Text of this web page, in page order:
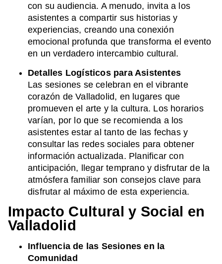
con su audiencia. A menudo, invita a los
asistentes a compartir sus historias y
experiencias, creando una conexión
emocional profunda que transforma el evento
en un verdadero intercambio cultural.
Detalles Logísticos para Asistentes
Las sesiones se celebran en el vibrante
corazón de Valladolid, en lugares que
promueven el arte y la cultura. Los horarios
varían, por lo que se recomienda a los
asistentes estar al tanto de las fechas y
consultar las redes sociales para obtener
información actualizada. Planificar con
anticipación, llegar temprano y disfrutar de la
atmósfera familiar son consejos clave para
disfrutar al máximo de esta experiencia.
Impacto Cultural y Social en
Valladolid
Influencia de las Sesiones en la
Comunidad